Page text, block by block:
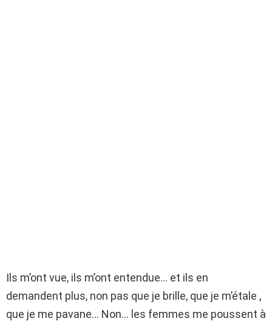
Ils m’ont vue, ils m’ont entendue… et ils en
demandent plus, non pas que je brille, que je m’étale ,
que je me pavane… Non… les femmes me poussent à